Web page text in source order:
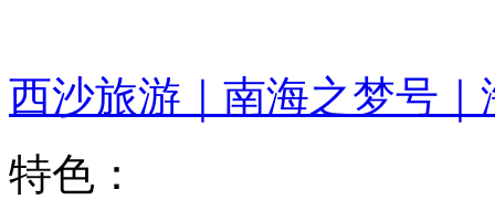
西沙旅游｜南海之梦号
特色：